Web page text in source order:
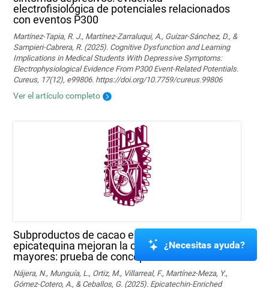
electrofisiológica de potenciales relacionados
con eventos P300
Martínez-Tapia, R. J., Martínez-Zarraluqui, A., Guízar-Sánchez, D., &
Sampieri-Cabrera, R. (2025). Cognitive Dysfunction and Learning
Implications in Medical Students With Depressive Symptoms:
Electrophysiological Evidence From P300 Event-Related Potentials.
Cureus, 17(12), e99806. https://doi.org/10.7759/cureus.99806
Ver el artículo completo
Subproductos de cacao enriquecidos con
epicatequina mejoran la cognición en sujetos
mayores: prueba de concepto
Nájera, N., Munguía, L., Ortiz, M., Villarreal, F., Martínez-Meza, Y.,
Gómez-Cotero, A., & Ceballos, G. (2025). Epicatechin-Enriched
¿Necesitas ayuda?